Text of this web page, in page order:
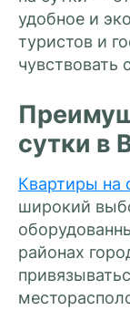
удобное и
туристов и
чувствовать
сутки в
Квартиры на
широкий
районах